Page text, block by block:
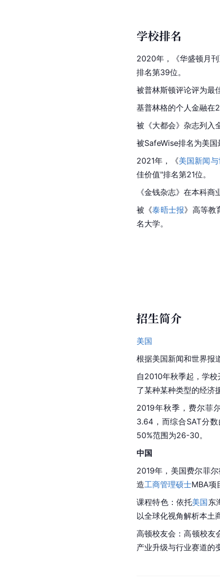
学校排名
2020年，《华盛顿月
排名第39位。
被普林斯顿评论评为最
基普林格的个人金融在
被《大都会》杂志列入
被SafeWise排名为美
2021年，《美国新闻
佳价值"排名第21位。
《金钱杂志》在本科
被《泰晤士报》高等教
名大学。
招生简介
美国
根据美国新闻和世界报
自2010年秋季起，学
了某种某种类型的经济
2019年秋季，费尔菲
3.64，而综合SAT分
50%范围为26-30。
中国
2019年，美国费尔菲
造工商管理硕士MBA项
课程特色：依托美国东
以全球化视角解析本土
高顿校友会：高顿校友
产业升级与行业赛道的